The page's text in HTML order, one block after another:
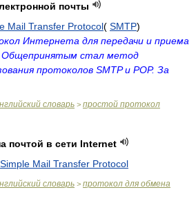
почты
Mail Transfer Protocol( SMTP)
Интернета для передачи и приема
Общепринятым стал метод
протоколов SMTP и POP. За
словарь > простой протокол
почтой в сети Internet
Simple Mail Transfer Protocol
словарь > протокол для обмена